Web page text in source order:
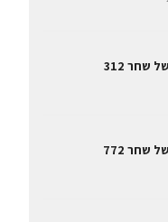
שחר 312
שחר 772